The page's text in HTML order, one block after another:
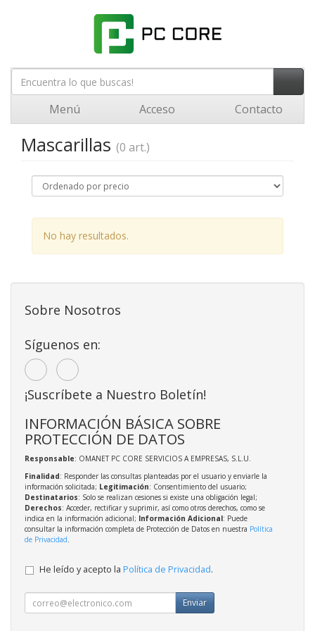
Menú Acceso Contacto
Mascarillas (0 art.)
No hay resultados.
Sobre Nosotros
Síguenos en:
¡Suscríbete a Nuestro Boletín!
INFORMACIÓN BÁSICA SOBRE
PROTECCIÓN DE DATOS
Responsable: OMANET PC CORE SERVICIOS A EMPRESAS, S.L.U.
Finalidad: Responder las consultas planteadas por el usuario y enviarle la
información solicitada; Legitimación: Consentimiento del usuario;
Destinatarios: Solo se realizan cesiones si existe una obligación legal;
Derechos: Acceder, rectificar y suprimir, así como otros derechos, como se
indica en la información adicional; Información Adicional: Puede
consultar la información completa de Protección de Datos en nuestra Política
de Privacidad.
He leído y acepto la Política de Privacidad.
Enviar